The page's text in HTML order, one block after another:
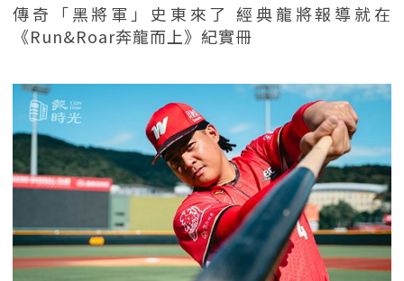
傳奇「黑將軍」史東來了 經典龍將報導就在
《Run&Roar奔龍而上》紀實冊